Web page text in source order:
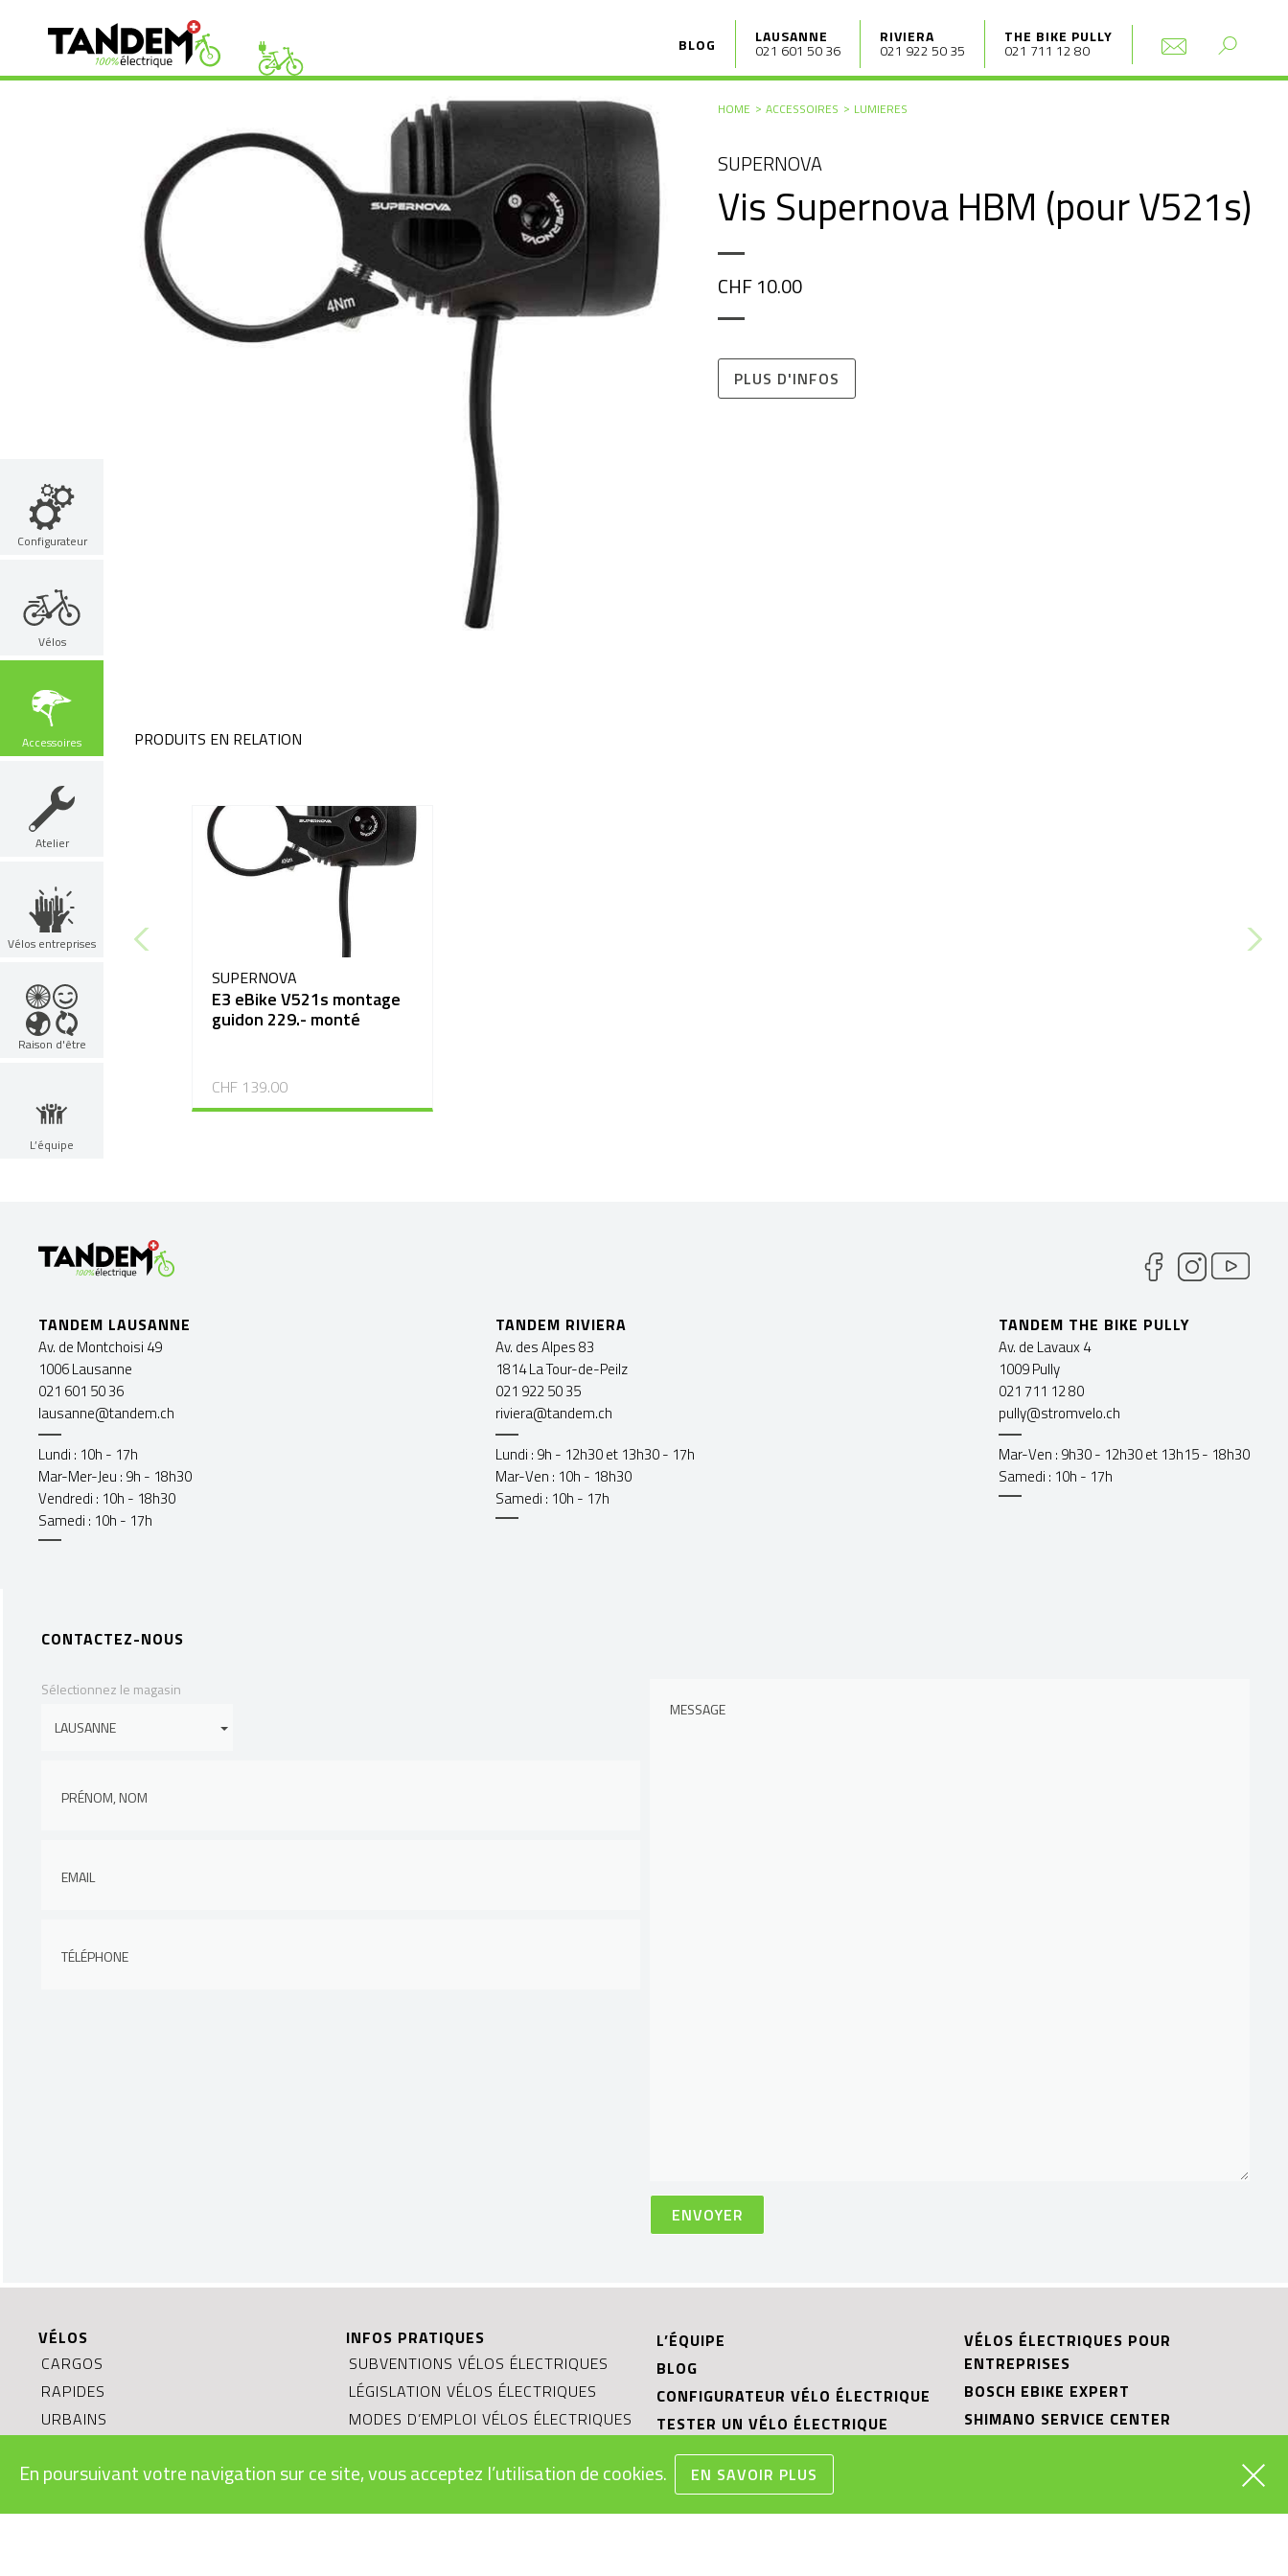
BLOG LAUSANNE
021 601 50 36
RIVIERA
021 922 50 35
THE BIKE PULLY
021 711 12 80
Configurateur
Vélos
Accessoires
Atelier
Vélos entreprises
Raison d'être
L’équipe
HOME ACCESSOIRES LUMIERES
SUPERNOVA
Vis Supernova HBM (pour V521s)
CHF 10.00
PLUS D'INFOS
PRODUITS EN RELATION
SUPERNOVA
E3 eBike V521s montage
guidon 229.- monté
CHF 139.00
TANDEM LAUSANNE
Av. de Montchoisi 49
1006 Lausanne
021 601 50 36
lausanne@tandem.ch
Lundi : 10h - 17h
Mar-Mer-Jeu : 9h - 18h30
Vendredi : 10h - 18h30
Samedi : 10h - 17h
TANDEM RIVIERA
Av. des Alpes 83
1814 La Tour-de-Peilz
021 922 50 35
riviera@tandem.ch
Lundi : 9h - 12h30 et 13h30 - 17h
Mar-Ven : 10h - 18h30
Samedi : 10h - 17h
TANDEM THE BIKE PULLY
Av. de Lavaux 4
1009 Pully
021 711 12 80
pully@stromvelo.ch
Mar-Ven : 9h30 - 12h30 et 13h15 - 18h30
Samedi : 10h - 17h
CONTACTEZ-NOUS
Sélectionnez le magasin
VÉLOS
CARGOS
RAPIDES
URBAINS
ROUTE/GRAVEL
INFOS PRATIQUES
SUBVENTIONS VÉLOS ÉLECTRIQUES
LÉGISLATION VÉLOS ÉLECTRIQUES
MODES D’EMPLOI VÉLOS ÉLECTRIQUES
CONDITIONS GÉNÉRALES DE VENTE
L’ÉQUIPE
BLOG
CONFIGURATEUR VÉLO ÉLECTRIQUE
TESTER UN VÉLO ÉLECTRIQUE
OCCASIONS ET PRIX RÉDUITS
REPRISE DE VOTRE VÉLO
ÉLECTRIQUE
VÉLOS ÉLECTRIQUES POUR
ENTREPRISES
BOSCH EBIKE EXPERT
SHIMANO SERVICE CENTER
RIESE & MÜLLER EXPERIENCE STORE
En poursuivant votre navigation sur ce site, vous acceptez l’utilisation de cookies. EN SAVOIR PLUS